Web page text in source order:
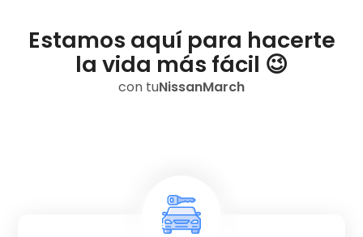
Estamos aquí para hacerte
la vida más fácil 😉
con tuNissanMarch